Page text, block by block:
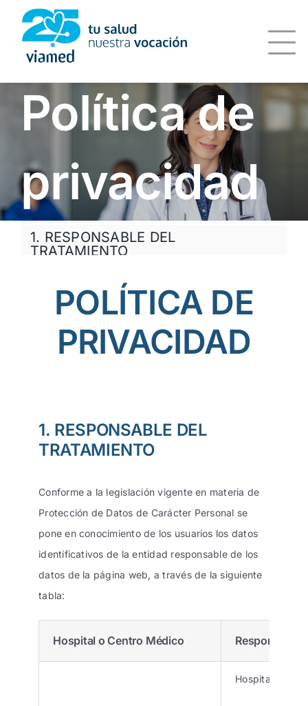
Saltar
contenido
Política de
privacidad
1. RESPONSABLE DEL
TRATAMIENTO
2. DELEGADO DE PROTECCIÓN DE
DATOS
3. TRATAMIENTOS
5. DERECHOS DE LOS
6. VERSIÓN
POLÍTICA DE
PRIVACIDAD
1. RESPONSABLE DEL
TRATAMIENTO
Conforme a la legislación vigente en materia de
Protección de Datos de Carácter Personal se
pone en conocimiento de los usuarios los datos
identificativos de la entidad responsable de los
datos de la página web, a través de la siguiente
tabla:
Hospital o Centro Médico Responsable
Hospital